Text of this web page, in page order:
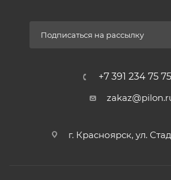
Подписаться на рассылку
+7 391 234 75 75
г. Красноярск, ул.